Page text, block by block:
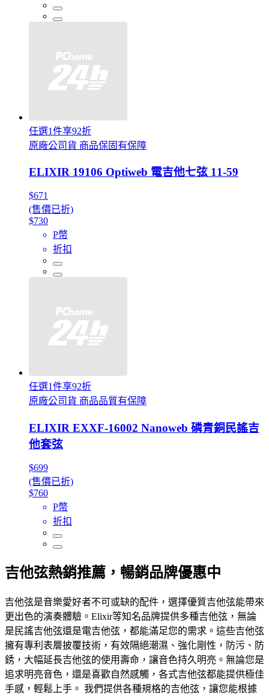
任選1件享92折
原廠公司貨 商品保固有保障
ELIXIR 19106 Optiweb 電吉他七弦 11-59
$671
(售價已折)
$730
P幣
折扣
任選1件享92折
原廠公司貨 商品品質有保障
ELIXIR EXXF-16002 Nanoweb 磷青銅民謠吉
他套弦
$699
(售價已折)
$760
P幣
折扣
吉他弦熱銷推薦，暢銷品牌優惠中
吉他弦是音樂愛好者不可或缺的配件，選擇優質吉他弦能帶來
更出色的演奏體驗。Elixir等知名品牌提供多種吉他弦，無論
是民謠吉他弦還是電吉他弦，都能滿足您的需求。這些吉他弦
擁有專利表層披覆技術，有效隔絕潮濕、強化剛性，防污、防
銹，大幅延長吉他弦的使用壽命，讓音色持久明亮。無論您是
追求明亮音色，還是喜歡自然感觸，各式吉他弦都能提供極佳
手感，輕鬆上手。 我們提供各種規格的吉他弦，讓您能根據